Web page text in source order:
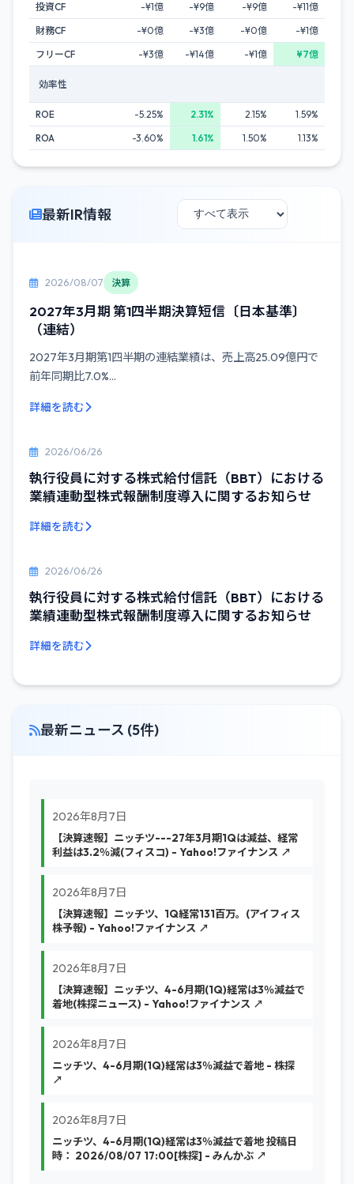
投資CF
-¥1億 -¥9億 -¥9億
-¥11億
財務CF
-¥0億 -¥3億 -¥0億
-¥1億
フリーCF
-¥3億 -¥14億 -¥1億 ¥7億
効率性
ROE -5.25% 2.31% 2.15%
1.59%
ROA
-3.60% 1.61% 1.50% 1.13%
最新IR情報
2026/08/07 決算
2027年3月期 第1四半期決算短信〔日本基準〕
（連結）
2027年3月期第1四半期の連結業績は、売上高25.09億円で
前年同期比7.0%...
詳細を読む
2026/06/26
執行役員に対する株式給付信託（BBT）における
業績連動型株式報酬制度導入に関するお知らせ
詳細を読む
2026/06/26
執行役員に対する株式給付信託（BBT）における
業績連動型株式報酬制度導入に関するお知らせ
詳細を読む
最新ニュース (5件)
2026年8月7日
【決算速報】ニッチツ---27年3月期1Qは減益、経常
利益は3.2％減(フィスコ) - Yahoo!ファイナンス ↗
2026年8月7日
【決算速報】ニッチツ、1Q経常131百万。(アイフィス
株予報) - Yahoo!ファイナンス ↗
2026年8月7日
【決算速報】ニッチツ、4-6月期(1Q)経常は3％減益で
着地(株探ニュース) - Yahoo!ファイナンス ↗
2026年8月7日
ニッチツ、4-6月期(1Q)経常は3％減益で着地 - 株探
↗
2026年8月7日
ニッチツ、4-6月期(1Q)経常は3％減益で着地 投稿日
時： 2026/08/07 17:00[株探] - みんかぶ ↗